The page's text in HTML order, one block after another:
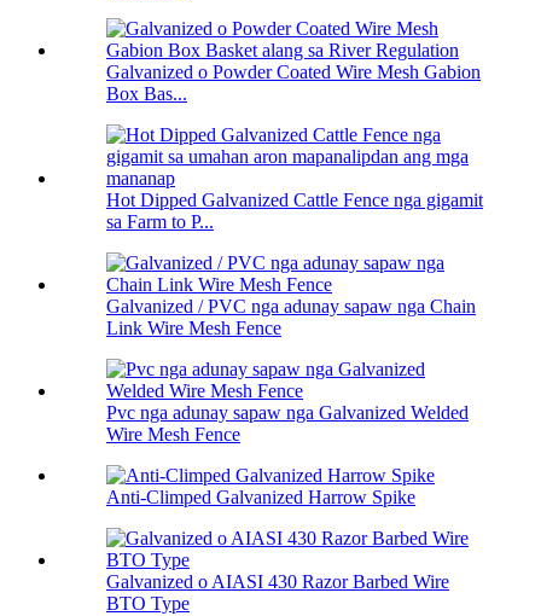
Galvanized o Powder Coated Wire Mesh Gabion
Box Bas...
Hot Dipped Galvanized Cattle Fence nga gigamit
sa Farm to P...
Galvanized / PVC nga adunay sapaw nga Chain
Link Wire Mesh Fence
Pvc nga adunay sapaw nga Galvanized Welded
Wire Mesh Fence
Anti-Climped Galvanized Harrow Spike
Galvanized o AIASI 430 Razor Barbed Wire
BTO Type